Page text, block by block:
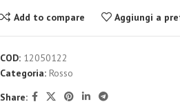
Add to compare Aggiungi a
COD: 12050122
Categoria: Rosso
Share: